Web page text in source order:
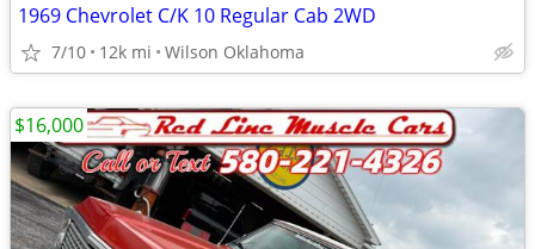
1969 Chevrolet C/K 10 Regular Cab 2WD
7/10 12k mi Wilson Oklahoma
$16,000